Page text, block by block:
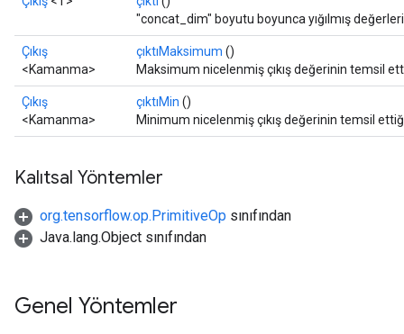
"concat_dim" boyutu boyunca yığılmış
Çıkış
<Kamanma>
çıktıMaksimum ()
Maksimum nicelenmiş çıkış değerinin temsil
Çıkış
<Kamanma>
çıktıMin ()
Minimum nicelenmiş çıkış değerinin temsil
Kalıtsal Yöntemler
org.tensorflow.op.PrimitiveOp sınıfından
Java.lang.Object sınıfından
Genel Yöntemler